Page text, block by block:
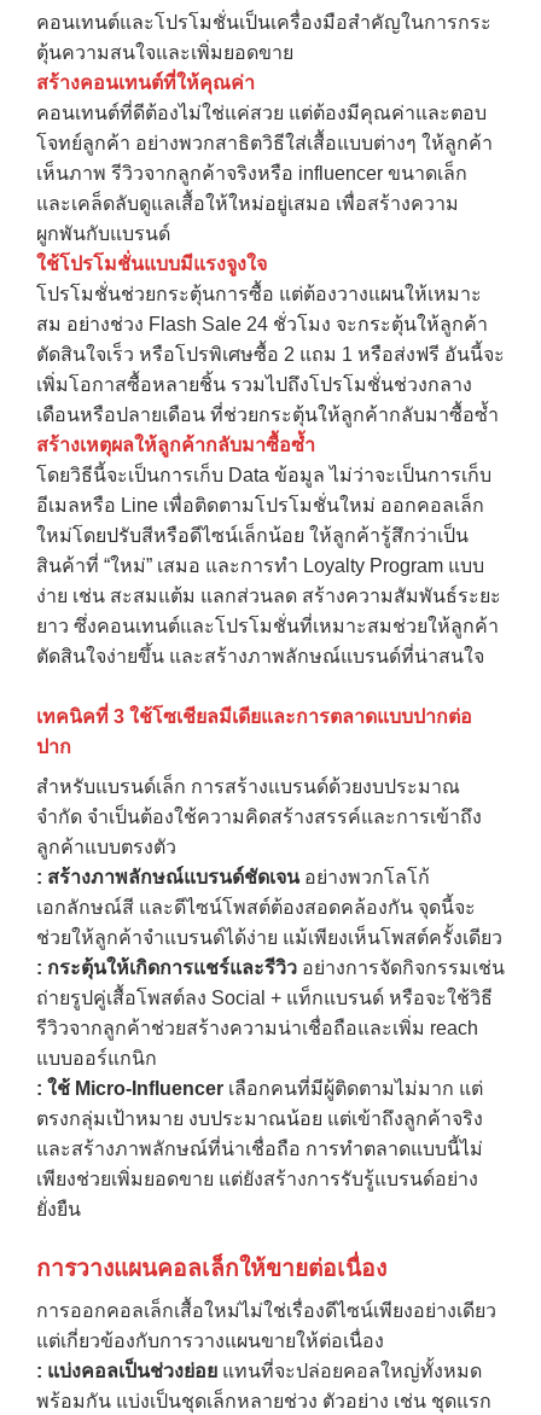
คอนเทนต์และโปรโมชั่นเป็นเครื่องมือสำคัญในการกระ
ตุ้นความสนใจและเพิ่มยอดขาย
สร้างคอนเทนต์ที่ให้คุณค่า
คอนเทนต์ที่ดีต้องไม่ใช่แค่สวย แต่ต้องมีคุณค่าและตอบ
โจทย์ลูกค้า อย่างพวกสาธิตวิธีใส่เสื้อแบบต่างๆ ให้ลูกค้า
เห็นภาพ รีวิวจากลูกค้าจริงหรือ influencer ขนาดเล็ก
และเคล็ดลับดูแลเสื้อให้ใหม่อยู่เสมอ เพื่อสร้างความ
ผูกพันกับแบรนด์
ใช้โปรโมชั่นแบบมีแรงจูงใจ
โปรโมชั่นช่วยกระตุ้นการซื้อ แต่ต้องวางแผนให้เหมาะ
สม อย่างช่วง Flash Sale 24 ชั่วโมง จะกระตุ้นให้ลูกค้า
ตัดสินใจเร็ว หรือโปรพิเศษซื้อ 2 แถม 1 หรือส่งฟรี อันนี้จะ
เพิ่มโอกาสซื้อหลายชิ้น รวมไปถึงโปรโมชั่นช่วงกลาง
เดือนหรือปลายเดือน ที่ช่วยกระตุ้นให้ลูกค้ากลับมาซื้อซ้ำ
สร้างเหตุผลให้ลูกค้ากลับมาซื้อซ้ำ
โดยวิธีนี้จะเป็นการเก็บ Data ข้อมูล ไม่ว่าจะเป็นการเก็บ
อีเมลหรือ Line เพื่อติดตามโปรโมชั่นใหม่ ออกคอลเล็ก
ใหม่โดยปรับสีหรือดีไซน์เล็กน้อย ให้ลูกค้ารู้สึกว่าเป็น
สินค้าที่ “ใหม่” เสมอ และการทำ Loyalty Program แบบ
ง่าย เช่น สะสมแต้ม แลกส่วนลด สร้างความสัมพันธ์ระยะ
ยาว ซึ่งคอนเทนต์และโปรโมชั่นที่เหมาะสมช่วยให้ลูกค้า
ตัดสินใจง่ายขึ้น และสร้างภาพลักษณ์แบรนด์ที่น่าสนใจ
เทคนิคที่ 3 ใช้โซเชียลมีเดียและการตลาดแบบปากต่อ
ปาก
สำหรับแบรนด์เล็ก การสร้างแบรนด์ด้วยงบประมาณ
จำกัด จำเป็นต้องใช้ความคิดสร้างสรรค์และการเข้าถึง
ลูกค้าแบบตรงตัว
: สร้างภาพลักษณ์แบรนด์ชัดเจนอย่างพวกโลโก้
เอกลักษณ์สี และดีไซน์โพสต์ต้องสอดคล้องกัน จุดนี้จะ
ช่วยให้ลูกค้าจำแบรนด์ได้ง่าย แม้เพียงเห็นโพสต์ครั้งเดียว
: กระตุ้นให้เกิดการแชร์และรีวิว อย่างการจัดกิจกรรมเช่น
ถ่ายรูปคู่เสื้อโพสต์ลง Social + แท็กแบรนด์ หรือจะใช้วิธี
รีวิวจากลูกค้าช่วยสร้างความน่าเชื่อถือและเพิ่ม reach
แบบออร์แกนิก
: ใช้ Micro-Influencer เลือกคนที่มีผู้ติดตามไม่มาก แต่
ตรงกลุ่มเป้าหมาย งบประมาณน้อย แต่เข้าถึงลูกค้าจริง
และสร้างภาพลักษณ์ที่น่าเชื่อถือ การทำตลาดแบบนี้ไม่
เพียงช่วยเพิ่มยอดขาย แต่ยังสร้างการรับรู้แบรนด์อย่าง
ยั่งยืน
การวางแผนคอลเล็กให้ขายต่อเนื่อง
การออกคอลเล็กเสื้อใหม่ไม่ใช่เรื่องดีไซน์เพียงอย่างเดียว
แต่เกี่ยวข้องกับการวางแผนขายให้ต่อเนื่อง
: แบ่งคอลเป็นช่วงย่อย แทนที่จะปล่อยคอลใหญ่ทั้งหมด
พร้อมกัน แบ่งเป็นชุดเล็กหลายช่วง ตัวอย่าง เช่น ชุดแรก